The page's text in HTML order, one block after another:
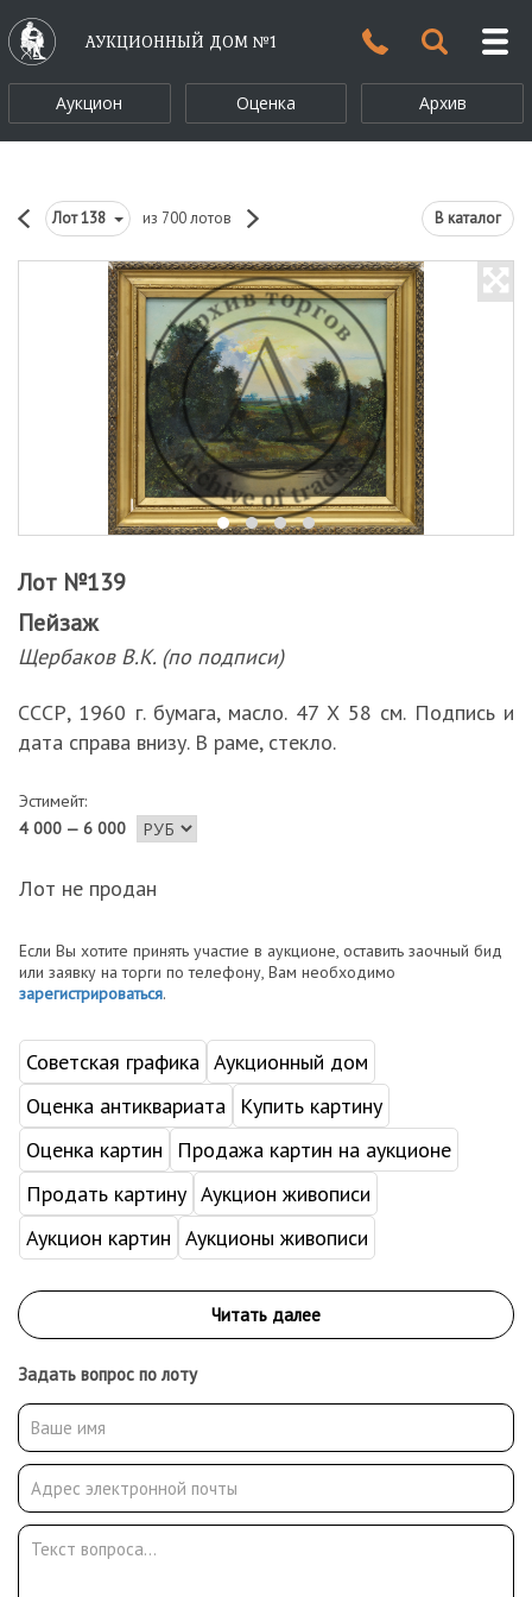
АУКЦИОННЫЙ ДОМ №1
Аукцион Оценка Архив
Лот138 из 700 лотов В каталог
Лот №139
Пейзаж
Щербаков В.К. (по подписи)
СССР, 1960 г. бумага, масло. 47 Х 58 см. Подпись и
дата справа внизу. В раме, стекло.
Эстимейт:
4 000 — 6 000
Лот не продан
Если Вы хотите принять участие в аукционе, оставить заочный бид
или заявку на торги по телефону, Вам необходимо
зарегистрироваться.
Советская графика Аукционный дом
Оценка антиквариата
Купить картину
Оценка картин
Продажа картин на аукционе
Продать картину Аукцион живописи
Аукцион картин Аукционы живописи
Задать вопрос по лоту